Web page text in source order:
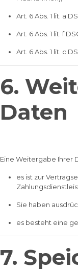
Art. 6 Abs. 1 lit. a
Art. 6 Abs. 1 lit. f
Art. 6 Abs. 1 lit. c
6.
Daten
Eine Weitergabe Ihrer
es ist zur
Sie haben
es besteht eine
7.